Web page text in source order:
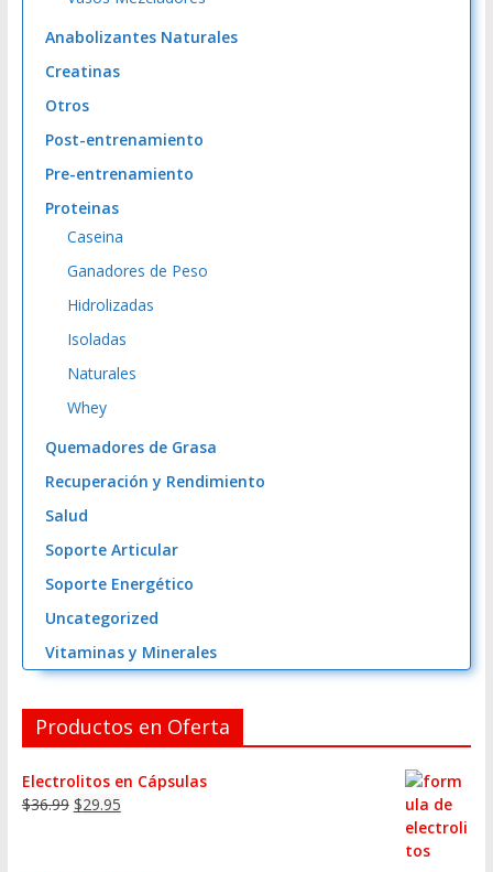
Anabolizantes Naturales
Creatinas
Otros
Post-entrenamiento
Pre-entrenamiento
Proteinas
Caseina
Ganadores de Peso
Hidrolizadas
Isoladas
Naturales
Whey
Quemadores de Grasa
Recuperación y Rendimiento
Salud
Soporte Articular
Soporte Energético
Uncategorized
Vitaminas y Minerales
Productos en Oferta
Electrolitos en Cápsulas
$36.99 $29.95